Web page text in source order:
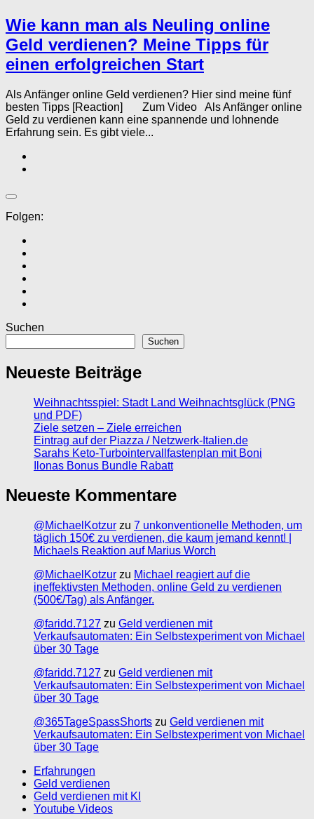
Wie kann man als Neuling online
Geld verdienen? Meine Tipps für
einen erfolgreichen Start
Als Anfänger online Geld verdienen? Hier sind meine fünf
besten Tipps [Reaction] Zum Video Als Anfänger online
Geld zu verdienen kann eine spannende und lohnende
Erfahrung sein. Es gibt viele...
Folgen:
Suchen
Suchen
Neueste Beiträge
Weihnachtsspiel: Stadt Land Weihnachtsglück (PNG
und PDF)
Ziele setzen – Ziele erreichen
Eintrag auf der Piazza / Netzwerk-Italien.de
Sarahs Keto-Turbointervallfastenplan mit Boni
Ilonas Bonus Bundle Rabatt
Neueste Kommentare
@MichaelKotzur zu 7 unkonventionelle Methoden, um
täglich 150€ zu verdienen, die kaum jemand kennt! |
Michaels Reaktion auf Marius Worch
@MichaelKotzur zu Michael reagiert auf die
ineffektivsten Methoden, online Geld zu verdienen
(500€/Tag) als Anfänger.
@faridd.7127 zu Geld verdienen mit
Verkaufsautomaten: Ein Selbstexperiment von Michael
über 30 Tage
@faridd.7127 zu Geld verdienen mit
Verkaufsautomaten: Ein Selbstexperiment von Michael
über 30 Tage
@365TageSpassShorts zu Geld verdienen mit
Verkaufsautomaten: Ein Selbstexperiment von Michael
über 30 Tage
Erfahrungen
Geld verdienen
Geld verdienen mit KI
Youtube Videos